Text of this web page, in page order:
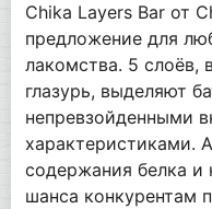
Chika Layers Bar от
предложение для
лакомства. 5 слоёв,
глазурь, выделяют
непревзойденными
характеристиками.
содержания белка и
шанса конкурентам